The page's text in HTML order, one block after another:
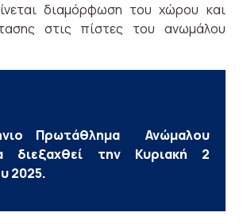
διαμόρφωση του χώρου και
στις πίστες του ανωμάλου
Πρωτάθλημα Ανώμαλου
διεξαχθεί την Κυριακή 2
2025.